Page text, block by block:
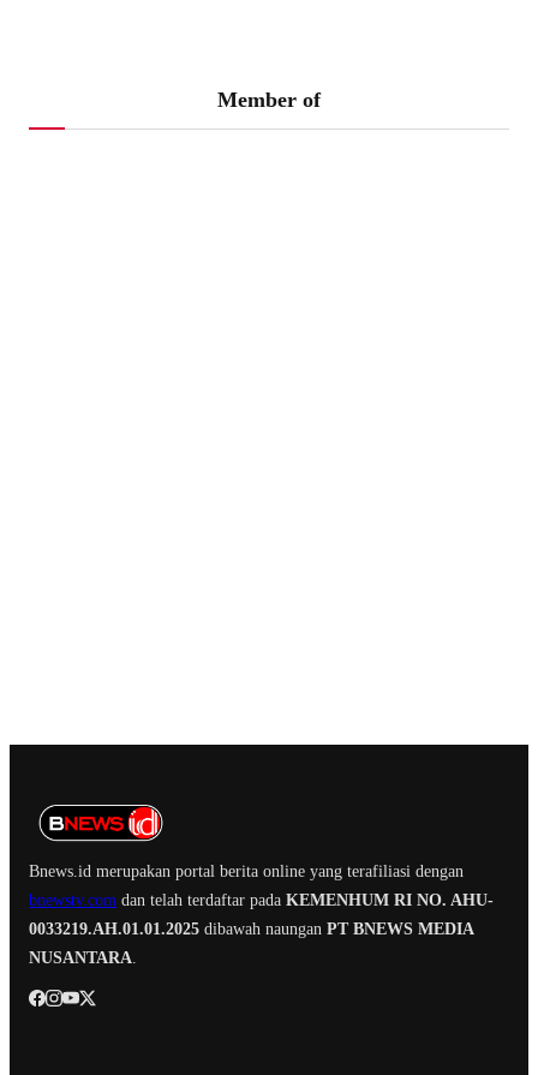
Member of
Bnews.id merupakan portal berita online yang terafiliasi dengan
bnewstv.com dan telah terdaftar pada KEMENHUM RI NO. AHU-
0033219.AH.01.01.2025 dibawah naungan PT BNEWS MEDIA
NUSANTARA.